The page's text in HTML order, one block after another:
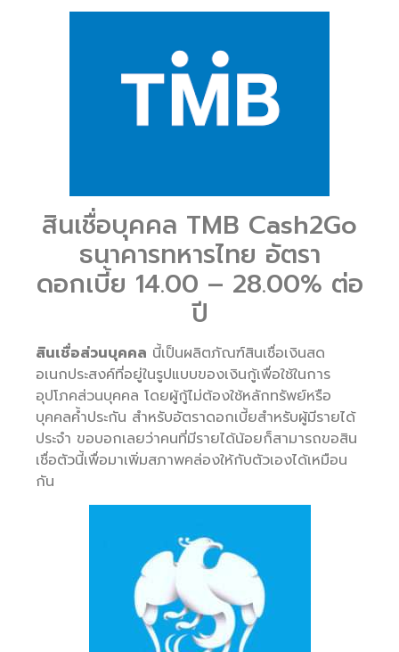
สินเชื่อบุคคล TMB Cash2Go
ธนาคารทหารไทย อัตรา
ดอกเบี้ย 14.00 – 28.00% ต่อ
ปี
สินเชื่อส่วนบุคคล นี้เป็นผลิตภัณฑ์สินเชื่อเงินสด
อเนกประสงค์ที่อยู่ในรูปแบบของเงินกู้เพื่อใช้ในการ
อุปโภคส่วนบุคคล โดยผู้กู้ไม่ต้องใช้หลักทรัพย์หรือ
บุคคลค้ำประกัน สำหรับอัตราดอกเบี้ยสำหรับผู้มีรายได้
ประจำ ขอบอกเลยว่าคนที่มีรายได้น้อยก็สามารถขอสิน
เชื่อตัวนี้เพื่อมาเพิ่มสภาพคล่องให้กับตัวเองได้เหมือน
กัน